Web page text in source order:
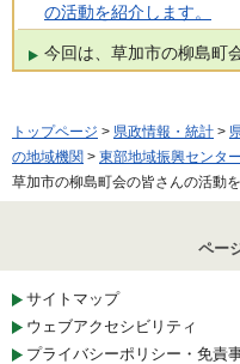
の活動を紹介します。
今回は、草加市の柳島町
トップページ > 県政情報・統計 >
の地域機関 > 東部地域振興センター
草加市の柳島町会の皆さんの活動を
ペー
サイトマップ
ウェブアクセシビリティ
プライバシーポリシー・免責